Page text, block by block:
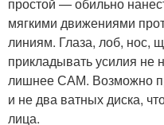
мягкими движениями
линиям. Глаза, лоб, нос,
прикладывать усилия не
лишнее САМ. Возможно
и не два ватных диска,
лица.